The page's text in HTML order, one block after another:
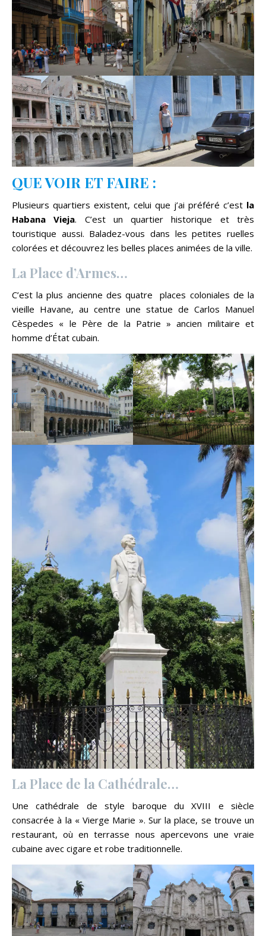
QUE VOIR ET FAIRE :
Plusieurs quartiers existent, celui que j’ai préféré c’est la
Habana Vieja. C’est un quartier historique et très
touristique aussi. Baladez-vous dans les petites ruelles
colorées et découvrez les belles places animées de la ville.
La Place d’Armes…
C’est la plus ancienne des quatre places coloniales de la
vieille Havane, au centre une statue de Carlos Manuel
Cèspedes « le Père de la Patrie » ancien militaire et
homme d’État cubain.
La Place de la Cathédrale…
Une cathédrale de style baroque du XVIII e siècle
consacrée à la « Vierge Marie ». Sur la place, se trouve un
restaurant, où en terrasse nous apercevons une vraie
cubaine avec cigare et robe traditionnelle.